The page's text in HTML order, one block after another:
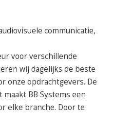
communicatie,
voor verschillende
wij dagelijks de beste
onze opdrachtgevers. De
BB Systems een
elke branche. Door te